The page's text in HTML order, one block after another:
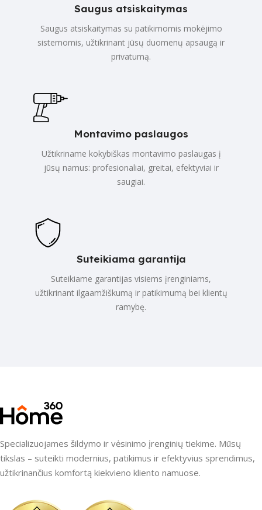
Saugus atsiskaitymas
Saugus atsiskaitymas su patikimomis mokėjimo
sistemomis, užtikrinant jūsų duomenų apsaugą ir
privatumą.
Montavimo paslaugos
Užtikriname kokybiškas montavimo paslaugas į
jūsų namus: profesionaliai, greitai, efektyviai ir
saugiai.
Suteikiama garantija
Suteikiame garantijas visiems įrenginiams,
užtikrinant ilgaamžiškumą ir patikimumą bei klientų
ramybę.
Specializuojames šildymo ir vėsinimo įrenginių tiekime. Mūsų
tikslas – suteikti modernius, patikimus ir efektyvius sprendimus,
užtikrinančius komfortą kiekvieno kliento namuose.